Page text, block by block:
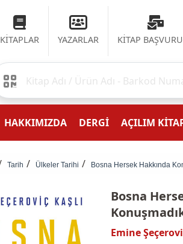
KİTAPLAR YAZARLAR KİTAP
HAKKIMIZDA DERGİ AÇILIM
Tarih Ülkeler Tarihi Bosna Hersek Hakkında
Bosna
Emine